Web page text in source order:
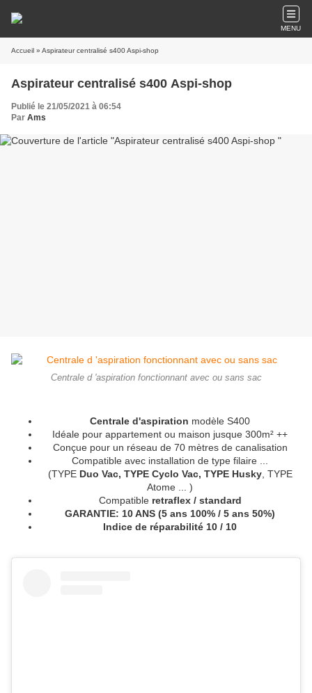
MENU
Accueil » Aspirateur centralisé s400 Aspi-shop
Aspirateur centralisé s400 Aspi-shop
Publié le 21/05/2021 à 06:54
Par Ams
Centrale d 'aspiration fonctionnant avec ou sans sac
Centrale d'aspiration modèle S400
Idéale pour appartement ou maison jusque 300m² ++
Conçue pour un réseau de 70 mètres de canalisation
Compatible avec installation de type filaire ...
(TYPE Duo Vac, TYPE Cyclo Vac, TYPE Husky, TYPE
Atome ... )
Compatible retraflex / standard
GARANTIE: 10 ANS (5 ans 100% / 5 ans 50%)
Indice de réparabilité 10 / 10